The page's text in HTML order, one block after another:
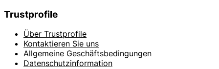
Trustprofile
Über Trustprofile
Kontaktieren Sie uns
Allgemeine Geschäftsbedingungen
Datenschutzinformation